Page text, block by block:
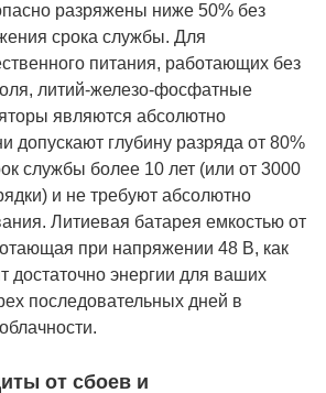
разряжены ниже 50% без
срока службы. Для
питания, работающих без
литий-железо-фосфатные
являются абсолютно
допускают глубину разряда от 80%
службы более 10 лет (или от 3000
и не требуют абсолютно
Литиевая батарея емкостью от
при напряжении 48 В, как
достаточно энергии для ваших
последовательных дней в
от сбоев и